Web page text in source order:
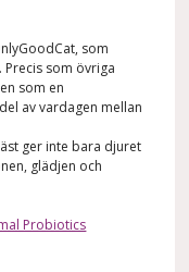
som
. Precis som övriga
som en
av vardagen mellan
ger inte bara djuret
glädjen och
Probiotics